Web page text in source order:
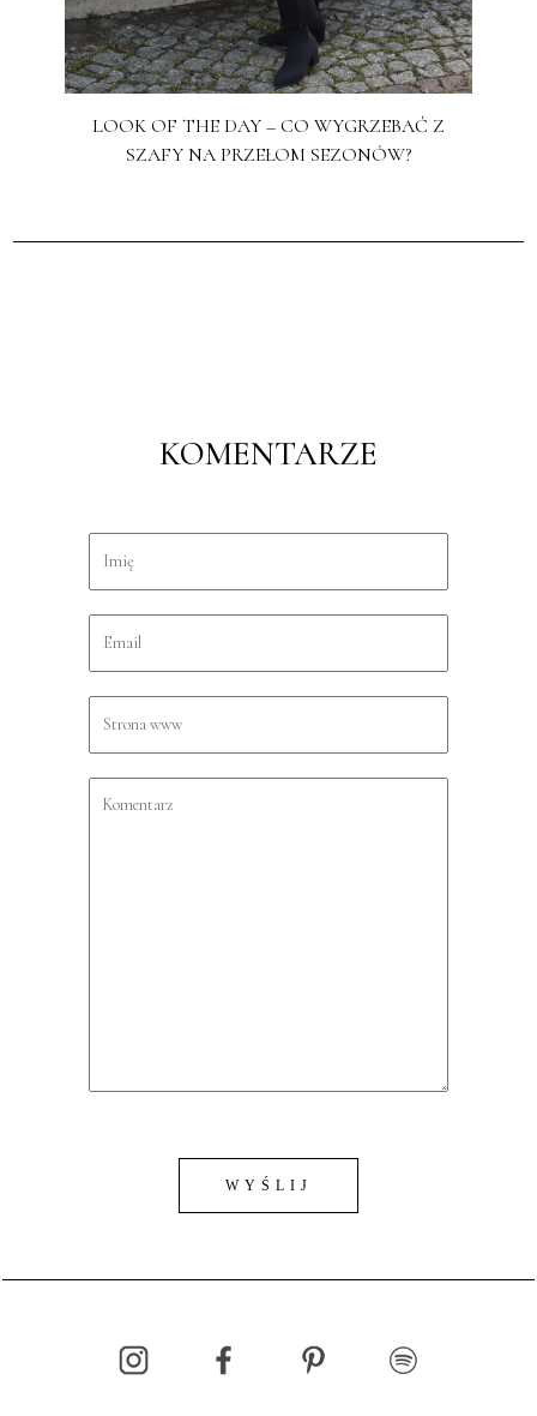
LOOK OF THE DAY – CO WYGRZEBAĆ Z
SZAFY NA PRZEŁOM SEZONÓW?
KOMENTARZE